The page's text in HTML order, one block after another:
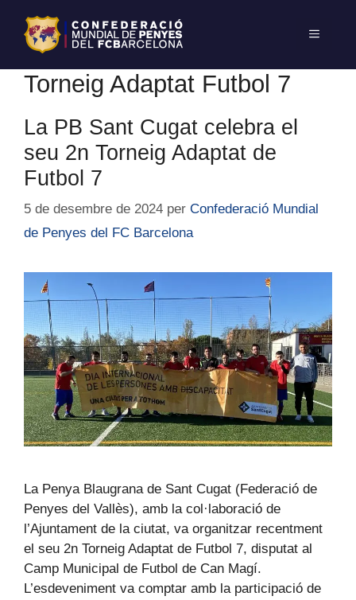
Torneig Adaptat Futbol 7
La PB Sant Cugat celebra el
seu 2n Torneig Adaptat de
Futbol 7
5 de desembre de 2024 per Confederació Mundial
de Penyes del FC Barcelona
La Penya Blaugrana de Sant Cugat (Federació de
Penyes del Vallès), amb la col·laboració de
l’Ajuntament de la ciutat, va organitzar recentment
el seu 2n Torneig Adaptat de Futbol 7, disputat al
Camp Municipal de Futbol de Can Magí.
L’esdeveniment va comptar amb la participació de